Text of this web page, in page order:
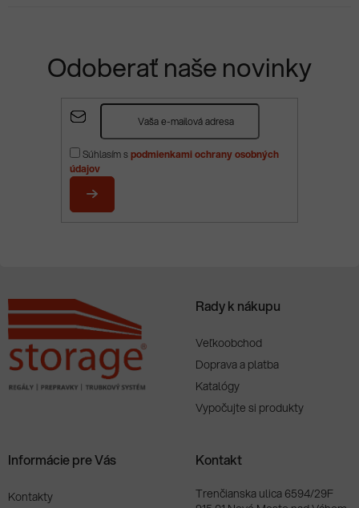
Odoberať naše novinky
Súhlasím spodmienkami ochrany osobných
údajov
PRIHLÁSIŤ
Rady k nákupu
Veľkoobchod
Doprava a platba
Katalógy
Vypočujte si produkty
Informácie pre Vás
Kontakty
Kontakt
Trenčianska ulica 6594/29F